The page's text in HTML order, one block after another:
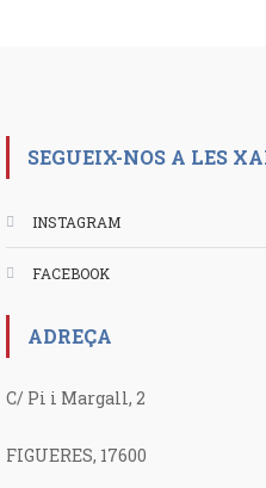
SEGUEIX-NOS A LES
INSTAGRAM
FACEBOOK
ADREÇA
C/ Pi i Margall, 2
FIGUERES, 17600